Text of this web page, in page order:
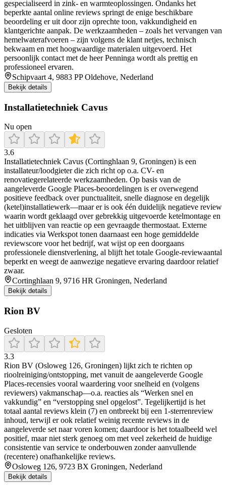
gespecialiseerd in zink- en warmteoplossingen. Ondanks het
beperkte aantal online reviews springt de enige beschikbare
beoordeling er uit door zijn oprechte toon, vakkundigheid en
klantgerichte aanpak. De werkzaamheden – zoals het vervangen van
hemelwaterafvoeren – zijn volgens de klant netjes, technisch
bekwaam en met hoogwaardige materialen uitgevoerd. Het
persoonlijk contact met de heer Penninga wordt als prettig en
professioneel ervaren.
Schipvaart 4, 9883 PP Oldehove, Nederland
Bekijk details
Installatietechniek Cavus
Nu open
3.6
Installatietechniek Cavus (Cortinghlaan 9, Groningen) is een
installateur/loodgieter die zich richt op o.a. CV- en
renovatiegerelateerde werkzaamheden. Op basis van de
aangeleverde Google Places-beoordelingen is er overwegend
positieve feedback over punctualiteit, snelle diagnose en degelijk
(ketel)installatiewerk—maar er is ook één duidelijk negatieve review
waarin wordt geklaagd over gebrekkig uitgevoerde ketelmontage en
het uitblijven van reactie op een gevraagde thermostaat. Externe
indicaties via Werkspot tonen daarnaast een hoge gemiddelde
reviewscore voor het bedrijf, wat wijst op een doorgaans
professionele dienstverlening, al blijft het totale Google-reviewaantal
beperkt en weegt de aanwezige negatieve ervaring daardoor relatief
zwaar.
Cortinghlaan 9, 9716 HR Groningen, Nederland
Bekijk details
Rion BV
Gesloten
3.3
Rion BV (Osloweg 126, Groningen) lijkt zich te richten op
rioolreiniging/ontstopping, met vanuit de aangeleverde Google
Places-recensies vooral waardering voor snelheid en (volgens
reviewers) vakmanschap—o.a. reacties als “Werken snel en
vakkundig” en “verstopping snel opgelost”. Tegelijkertijd is het
totaal aantal reviews klein (7) en ontbreekt bij een 1-sterrenreview
inhoud, terwijl er ook relatief weinig recente reviews in de
aangeleverde set naar voren komen; daardoor is het totaalbeeld wel
positief, maar niet sterk genoeg om met veel zekerheid de huidige
consistentie van service te onderbouwen zonder aanvullende
(recentere) onafhankelijke reviews.
Osloweg 126, 9723 BX Groningen, Nederland
Bekijk details